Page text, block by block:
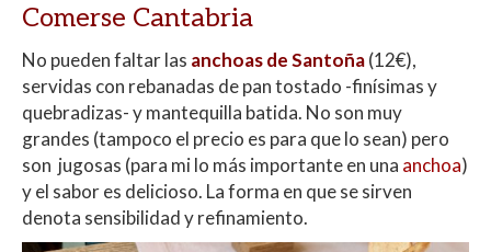
Comerse Cantabria
No pueden faltar las anchoas de Santoña(12€),
servidas con rebanadas de pan tostado -finísimas y
quebradizas- y mantequilla batida. No son muy
grandes (tampoco el precio es para que lo sean) pero
son jugosas (para mi lo más importante en una anchoa)
y el sabor es delicioso. La forma en que se sirven
denota sensibilidad y refinamiento.